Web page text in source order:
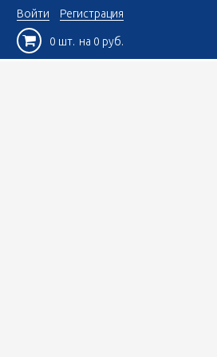
Войти Регистрация
0 шт. на 0 руб.